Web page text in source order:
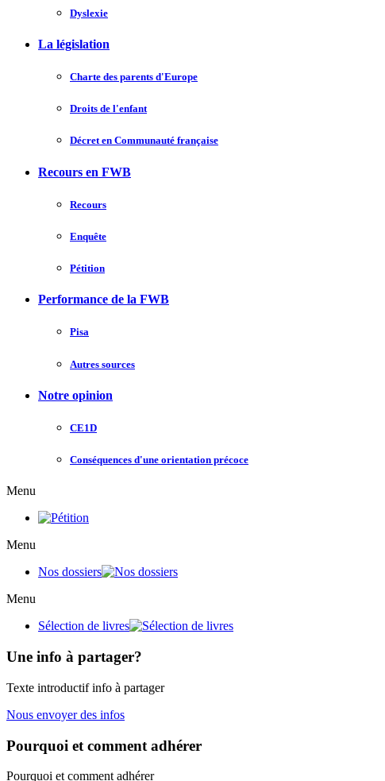
Dyslexie
La législation
Charte des parents d'Europe
Droits de l'enfant
Décret en Communauté française
Recours en FWB
Recours
Enquête
Pétition
Performance de la FWB
Pisa
Autres sources
Notre opinion
CE1D
Conséquences d'une orientation précoce
Menu
Menu
Nos dossiers
Menu
Sélection de livres
Une info à partager?
Texte introductif info à partager
Nous envoyer des infos
Pourquoi et comment adhérer
Pourquoi et comment adhérer